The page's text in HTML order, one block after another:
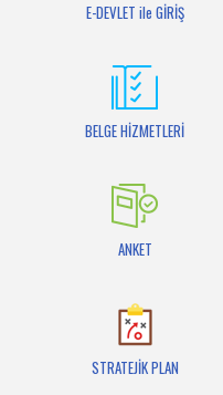
E-DEVLET ile GİRİŞ
BELGE HİZMETLERİ
ANKET
STRATEJİK PLAN